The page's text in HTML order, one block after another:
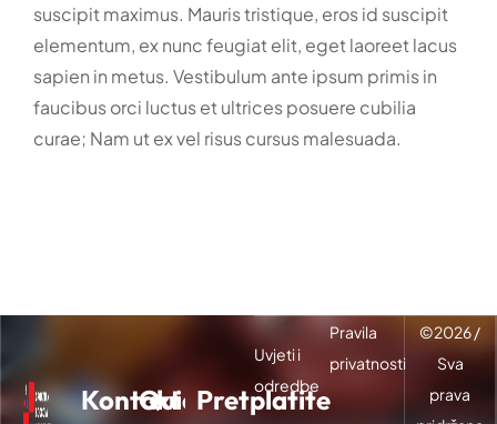
suscipit maximus. Mauris tristique, eros id suscipit
elementum, ex nunc feugiat elit, eget laoreet lacus
sapien in metus. Vestibulum ante ipsum primis in
faucibus orci luctus et ultrices posuere cubilia
curae; Nam ut ex vel risus cursus malesuada.
Kontakt
QuickPretplatite
Uvjeti i
odredbe
©2026/
Sva
prava
Pravila
privatnosti